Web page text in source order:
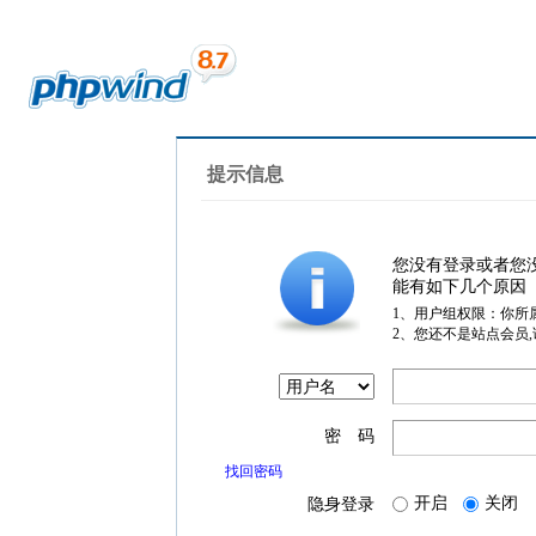
提示信息
您没有登录或者您
能有如下几个原因
1、用户组权限：你所
2、您还不是站点会员
密 码
找回密码
隐身登录 开启 关闭